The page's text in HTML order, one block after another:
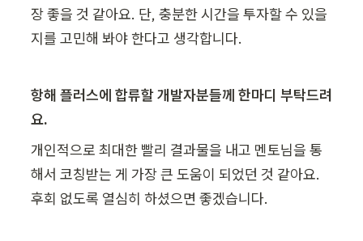
장 좋을 것 같아요. 단, 충분한 시간을 투자할 수 있을
지를 고민해 봐야 한다고 생각합니다.
항해 플러스에 합류할 개발자분들께 한마디 부탁드려
요.
개인적으로 최대한 빨리 결과물을 내고 멘토님을 통
해서 코칭받는 게 가장 큰 도움이 되었던 것 같아요.
후회 없도록 열심히 하셨으면 좋겠습니다.